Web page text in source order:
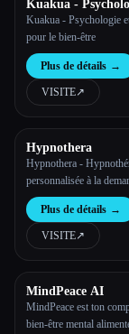
Kuakua -
Tools for Well-
Kuakua - Psychologie
pour le bien-être
Plus de détails →
VISITE↗︎
Hypnothera
Hypnothera -
personnalisée à la
Plus de détails →
VISITE↗︎
MindPeace AI
MindPeace est ton
bien-être mental